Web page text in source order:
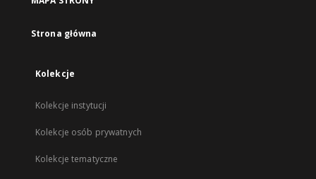
Strona główna
Kolekcje
Kolekcje instytucji
Kolekcje osób prywatnych
Kolekcje tematyczne